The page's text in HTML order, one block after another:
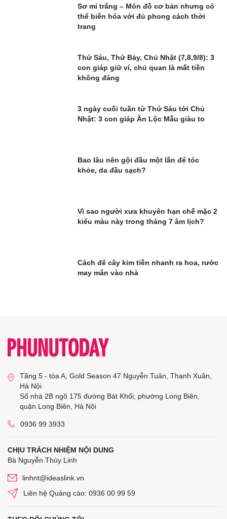
Sơ mi trắng – Món đồ cơ bản nhưng có
thể biến hóa với đủ phong cách thời
trang
Thứ Sáu, Thứ Bảy, Chủ Nhật (7,8,9/8): 3
con giáp giữ ví, chủ quan là mất tiền
không đáng
3 ngày cuối tuần từ Thứ Sáu tới Chủ
Nhật: 3 con giáp Ăn Lộc Mẫu giàu to
Bao lâu nên gội đầu một lần để tóc
khỏe, da đầu sạch?
Vì sao người xưa khuyên hạn chế mặc 2
kiểu màu này trong tháng 7 âm lịch?
Cách để cây kim tiền nhanh ra hoa, rước
may mắn vào nhà
Tầng 5 - tòa A, Gold Season 47 Nguyễn Tuân, Thanh Xuân,
Hà Nội
Số nhà 2B ngõ 175 đường Bát Khối, phường Long Biên,
quận Long Biên, Hà Nội
0936 99 3933
CHỊU TRÁCH NHIỆM NỘI DUNG
Bà Nguyễn Thùy Linh
linhnt@ideaslink.vn
Liên hệ Quảng cáo: 0936 00 99 59